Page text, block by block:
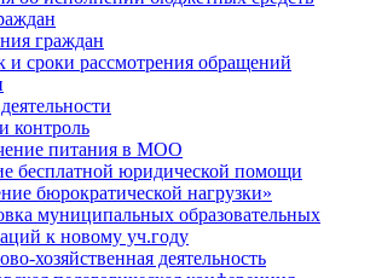
граждан
и сроки рассмотрения обращений
контроль
питания в МОО
бесплатной юридической помощи
бюрократической нагрузки»
муниципальных образовательных
к новому уч.году
хозяйственная деятельность